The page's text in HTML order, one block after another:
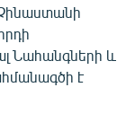
Չինաստանի
Նահանգների և
է